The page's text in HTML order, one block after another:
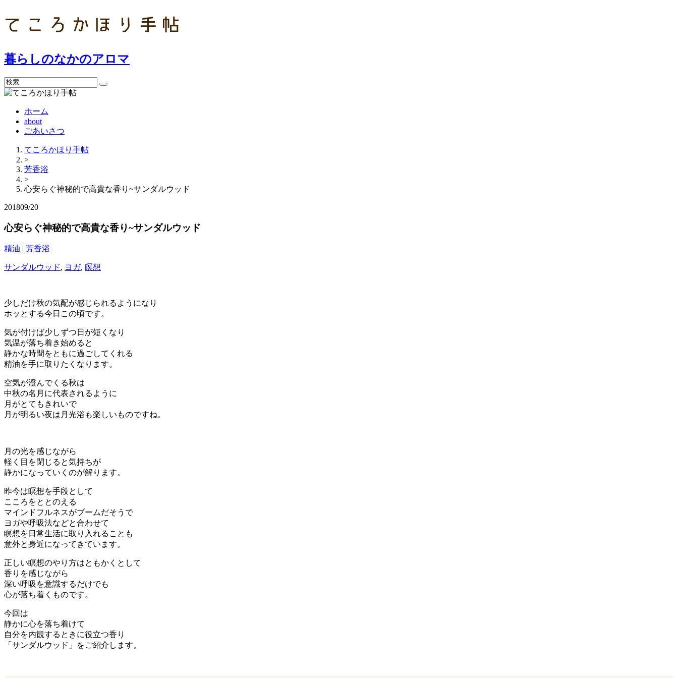
暮らしのなかのアロマ
検
索
ホーム
about
ごあいさつ
てころかほり手帖
>
芳香浴
>
心安らぐ神秘的で高貴な香り~サンダルウッド
201809/20
心安らぐ神秘的で高貴な香り~サンダルウッド
精油 | 芳香浴
サンダルウッド, ヨガ, 瞑想
少しだけ秋の気配が感じられるようになり
ホッとする今日この頃です。
気が付けば少しずつ日が短くなり
気温が落ち着き始めると
静かな時間をともに過ごしてくれる
精油を手に取りたくなります。
空気が澄んでくる秋は
中秋の名月に代表されるように
月がとてもきれいで
月が明るい夜は月光浴も楽しいものですね。
月の光を感じながら
軽く目を閉じると気持ちが
静かになっていくのが解ります。
昨今は瞑想を手段として
こころをととのえる
マインドフルネスがブームだそうで
ヨガや呼吸法などと合わせて
瞑想を日常生活に取り入れることも
意外と身近になってきています。
正しい瞑想のやり方はともかくとして
香りを感じながら
深い呼吸を意識するだけでも
心が落ち着くものです。
今回は
静かに心を落ち着けて
自分を内観するときに役立つ香り
「サンダルウッド」をご紹介します。